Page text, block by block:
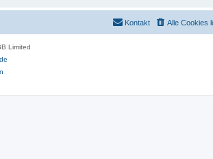
Alle Cookies
Kontakt
Limited